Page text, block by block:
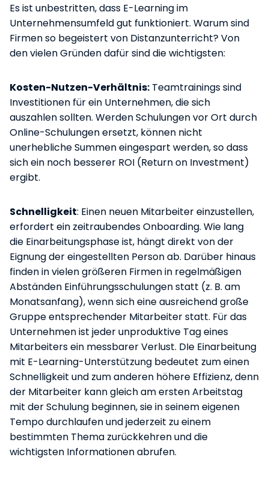
Es ist unbestritten, dass E-Learning im
Unternehmensumfeld gut funktioniert. Warum sind
Firmen so begeistert von Distanzunterricht? Von
den vielen Gründen dafür sind die wichtigsten:
Kosten-Nutzen-Verhältnis: Teamtrainings sind
Investitionen für ein Unternehmen, die sich
auszahlen sollten. Werden Schulungen vor Ort durch
Online-Schulungen ersetzt, können nicht
unerhebliche Summen eingespart werden, so dass
sich ein noch besserer ROI (Return on Investment)
ergibt.
Schnelligkeit: Einen neuen Mitarbeiter einzustellen,
erfordert ein zeitraubendes Onboarding. Wie lang
die Einarbeitungsphase ist, hängt direkt von der
Eignung der eingestellten Person ab. Darüber hinaus
finden in vielen größeren Firmen in regelmäßigen
Abständen Einführungsschulungen statt (z. B. am
Monatsanfang), wenn sich eine ausreichend große
Gruppe entsprechender Mitarbeiter statt. Für das
Unternehmen ist jeder unproduktive Tag eines
Mitarbeiters ein messbarer Verlust. DIe Einarbeitung
mit E-Learning-Unterstützung bedeutet zum einen
Schnelligkeit und zum anderen höhere Effizienz, denn
der Mitarbeiter kann gleich am ersten Arbeitstag
mit der Schulung beginnen, sie in seinem eigenen
Tempo durchlaufen und jederzeit zu einem
bestimmten Thema zurückkehren und die
wichtigsten Informationen abrufen.